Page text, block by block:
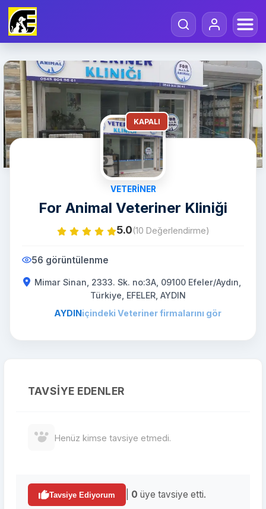
KAPALI
VETERINER
For Animal Veteriner Kliniği
5.0(10 Değerlendirme)
56 görüntülenme
Mimar Sinan, 2333. Sk. no:3A, 09100 Efeler/Aydın,
Türkiye, EFELER, AYDIN
AYDINiçindeki Veteriner firmalarını gör
TAVSIYE EDENLER
Henüz kimse tavsiye etmedi.
Tavsiye Ediyorum 0 üye tavsiye etti.